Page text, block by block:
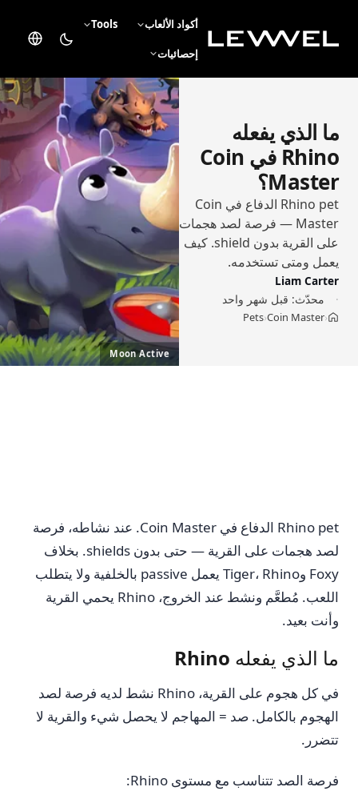
أكواد الألعاب Tools
إحصائيات
ما الذي يفعله
Rhino في Coin
Master؟
Rhino pet الدفاع في Coin
Master — فرصة لصد هجمات
على القرية بدون shield. كيف
يعمل ومتى تستخدمه.
Liam Carter
محدّث: قبل شهر واحد
›
Coin Master
›
Pets
Moon Active
Rhino pet الدفاع في Coin Master. عند نشاطه، فرصة
لصد هجمات على القرية — حتى بدون shields. بخلاف
Foxy وTiger، Rhino يعمل passive بالخلفية ولا يتطلب
اللعب. مُطعَّم ونشط عند الخروج، Rhino يحمي القرية
وأنت بعيد.
ما الذي يفعله Rhino
في كل هجوم على القرية، Rhino نشط لديه فرصة لصد
الهجوم بالكامل. صد = المهاجم لا يحصل شيء والقرية لا
تتضرر.
فرصة الصد تتناسب مع مستوى Rhino: